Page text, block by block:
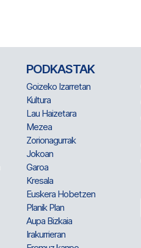
PODKASTAK
Goizeko Izarretan
Kultura
Lau Haizetara
Mezea
Zorionagurrak
Jokoan
Garoa
Kresala
Euskera Hobetzen
Planik Plan
Aupa Bizkaia
Irakurrieran